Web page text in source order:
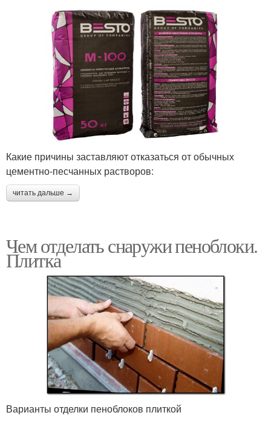
Какие причины заставляют отказаться от обычных
цементно-песчанных растворов:
читать дальше →
Чем отделать снаружи пеноблоки.
Плитка
Варианты отделки пеноблоков плиткой